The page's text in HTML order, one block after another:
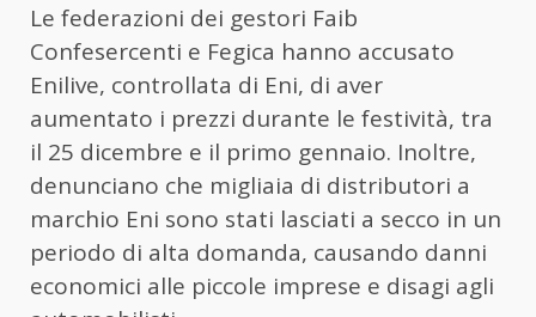
Le federazioni dei gestori Faib
Confesercenti e Fegica hanno accusato
Enilive, controllata di Eni, di aver
aumentato i prezzi durante le festività, tra
il 25 dicembre e il primo gennaio. Inoltre,
denunciano che migliaia di distributori a
marchio Eni sono stati lasciati a secco in un
periodo di alta domanda, causando danni
economici alle piccole imprese e disagi agli